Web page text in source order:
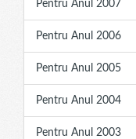
Pentru Anul 2007
Pentru Anul 2006
Pentru Anul 2005
Pentru Anul 2004
Pentru Anul 2003